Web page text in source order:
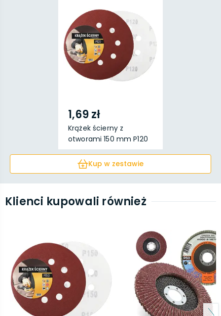
1,69 zł
Krążek ścierny z
otworami 150 mm P120
Kup w zestawie
Klienci kupowali również